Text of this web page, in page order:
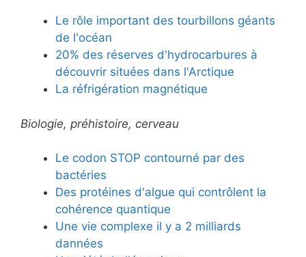
Le rôle important des tourbillons géants
de l'océan
20% des réserves d'hydrocarbures à
découvrir situées dans l'Arctique
La réfrigération magnétique
Biologie, préhistoire, cerveau
Le codon STOP contourné par des
bactéries
Des protéines d'algue qui contrôlent la
cohérence quantique
Une vie complexe il y a 2 milliards
dannées